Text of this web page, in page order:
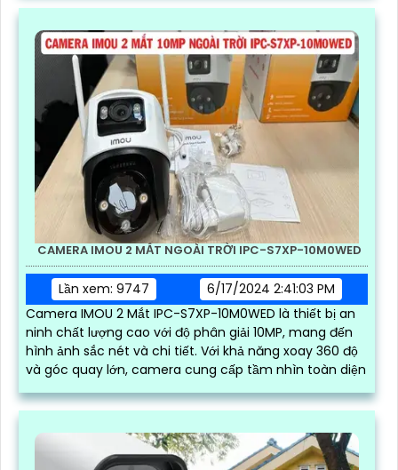
CAMERA IMOU 2 MẮT NGOÀI TRỜI IPC-S7XP-10M0WED
Lần xem: 9747
6/17/2024 2:41:03 PM
Camera IMOU 2 Mắt IPC-S7XP-10M0WED là thiết bị an
ninh chất lượng cao với độ phân giải 10MP, mang đến
hình ảnh sắc nét và chi tiết. Với khả năng xoay 360 độ
và góc quay lớn, camera cung cấp tầm nhìn toàn diện